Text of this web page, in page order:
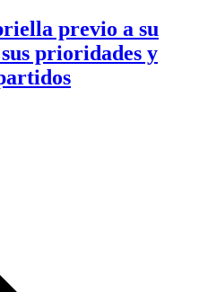
previo a su
prioridades y